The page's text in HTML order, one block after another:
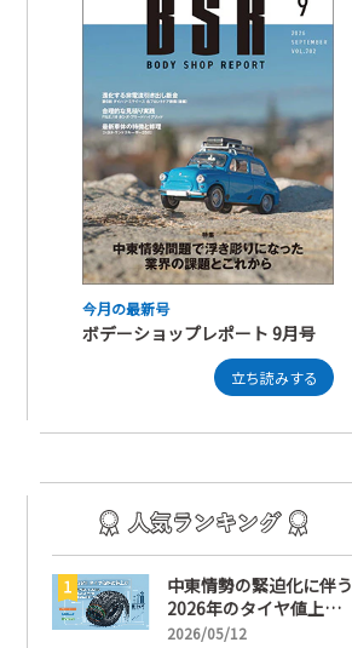
今月の最新号
ボデーショップレポート 9月号
立ち読みする
中東情勢の緊迫化に伴う
2026年のタイヤ値上
げ！ 値上げ実施1ヶ月前
2026/05/12